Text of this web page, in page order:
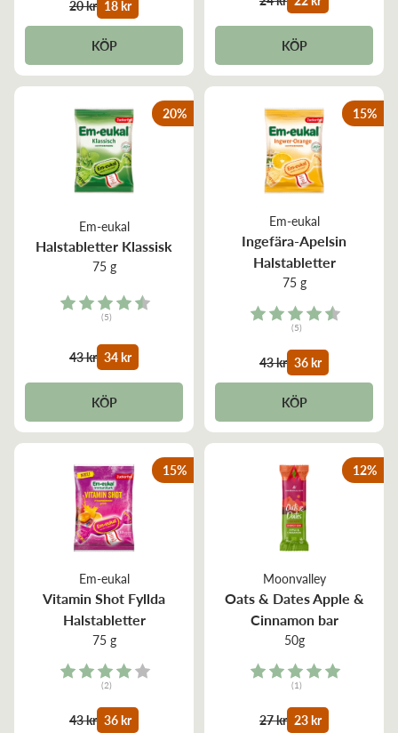
20 kr 18 kr
KÖP KÖP
Em-eukal
Halstabletter Klassisk
75 g
Rating:
(5)
43 kr 34 kr
KÖP
20%
Em-eukal
Ingefära-Apelsin
Halstabletter
75 g
Rating:
(5)
43 kr 36 kr
KÖP
15%
Em-eukal
Vitamin Shot Fyllda
Halstabletter
75 g
Rating:
(2)
43 kr 36 kr
15%
Moonvalley
Oats & Dates Apple &
Cinnamon bar
50g
Rating:
(1)
27 kr 23 kr
12%